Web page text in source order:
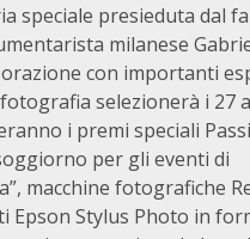
speciale presieduta dal
milanese
con importanti
selezionerà i 27
i premi speciali
per gli eventi di
macchine fotografiche
Epson Stylus Photo in